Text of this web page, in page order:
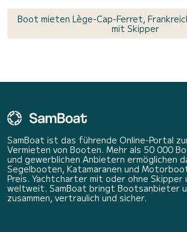
Boot mieten Lège-Cap-Ferret,
mit Skipper
SamBoat ist das führende Online-Portal
Vermieten von Booten. Mehr als 50 000
und gewerblichen Anbietern ermöglichen
Segelbooten, Katamaranen und
Preis. Yachtcharter mit oder ohne Skipper
weltweit. SamBoat bringt Bootsanbieter
zusammen, vertraulich und sicher.